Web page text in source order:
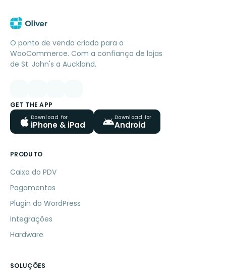
O ponto de venda criado para o
WooCommerce. Com a confiança de lojas
de St. John's a Auckland.
GET THE APP
Download for
iPhone & iPad
Download for
Android
PRODUTO
Caixa do PDV
Pagamentos
Plugin do WordPress
Integrações
Hardware
SOLUÇÕES